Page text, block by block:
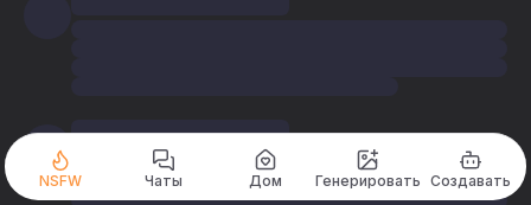
NSFW Чаты Дом Генерировать Создавать